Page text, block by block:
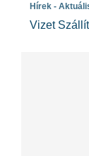
Hírek -
Vizet